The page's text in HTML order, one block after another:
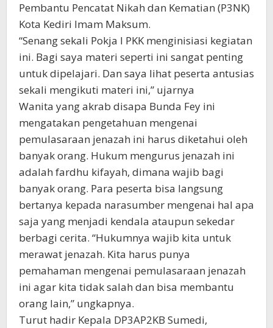
Pembantu Pencatat Nikah dan Kematian (P3NK)
Kota Kediri Imam Maksum.
“Senang sekali Pokja I PKK menginisiasi kegiatan
ini. Bagi saya materi seperti ini sangat penting
untuk dipelajari. Dan saya lihat peserta antusias
sekali mengikuti materi ini,” ujarnya
Wanita yang akrab disapa Bunda Fey ini
mengatakan pengetahuan mengenai
pemulasaraan jenazah ini harus diketahui oleh
banyak orang. Hukum mengurus jenazah ini
adalah fardhu kifayah, dimana wajib bagi
banyak orang. Para peserta bisa langsung
bertanya kepada narasumber mengenai hal apa
saja yang menjadi kendala ataupun sekedar
berbagi cerita. “Hukumnya wajib kita untuk
merawat jenazah. Kita harus punya
pemahaman mengenai pemulasaraan jenazah
ini agar kita tidak salah dan bisa membantu
orang lain,” ungkapnya.
Turut hadir Kepala DP3AP2KB Sumedi,